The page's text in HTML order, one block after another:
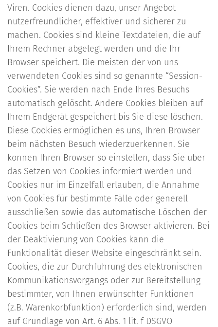
Viren. Cookies dienen dazu, unser Angebot
nutzerfreundlicher, effektiver und sicherer zu
machen. Cookies sind kleine Textdateien, die auf
Ihrem Rechner abgelegt werden und die Ihr
Browser speichert. Die meisten der von uns
verwendeten Cookies sind so genannte “Session-
Cookies”. Sie werden nach Ende Ihres Besuchs
automatisch gelöscht. Andere Cookies bleiben auf
Ihrem Endgerät gespeichert bis Sie diese löschen.
Diese Cookies ermöglichen es uns, Ihren Browser
beim nächsten Besuch wiederzuerkennen. Sie
können Ihren Browser so einstellen, dass Sie über
das Setzen von Cookies informiert werden und
Cookies nur im Einzelfall erlauben, die Annahme
von Cookies für bestimmte Fälle oder generell
ausschließen sowie das automatische Löschen der
Cookies beim Schließen des Browser aktivieren. Bei
der Deaktivierung von Cookies kann die
Funktionalität dieser Website eingeschränkt sein.
Cookies, die zur Durchführung des elektronischen
Kommunikationsvorgangs oder zur Bereitstellung
bestimmter, von Ihnen erwünschter Funktionen
(z.B. Warenkorbfunktion) erforderlich sind, werden
auf Grundlage von Art. 6 Abs. 1 lit. f DSGVO